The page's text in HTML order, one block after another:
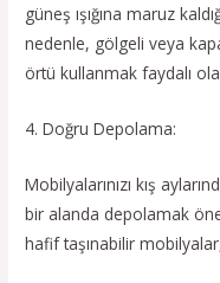
güneş ışığına maruz
nedenle, gölgeli veya
örtü kullanmak faydalı
4. Doğru Depolama:
Mobilyalarınızı kış
bir alanda depolamak
hafif taşınabilir